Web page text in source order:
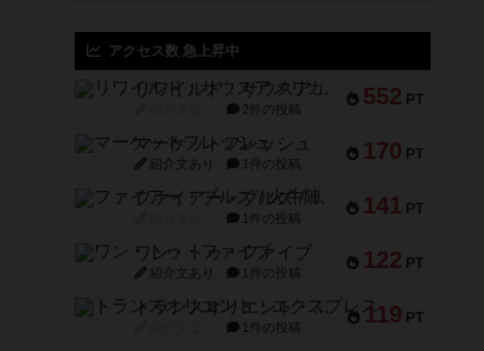
アクセス数 急上昇中
552 PT
リワイルド：サウスアメリカ
2件の投稿
170 PT
マーケットフレッシュ
紹介文あり 1件の投稿
141 PT
ファイアー・ブルズ / 火牛陣
1件の投稿
122 PT
ワン・トゥ・ファイブ
紹介文あり 1件の投稿
119 PT
トランスオリエント・エクスプレス
1件の投稿